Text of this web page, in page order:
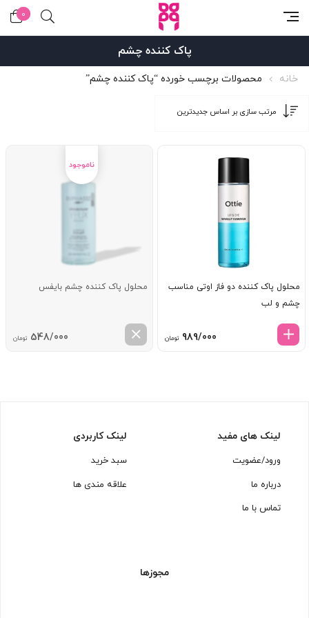
0
پاک کننده چشم
خانه محصولات برچسب خورده “پاک کننده چشم”
محلول پاک کننده دو فاز اوتی مناسب
چشم و لب
989/000 تومان
محلول پاک کننده چشم بایفس
548/000 تومان
لینک های مفید
ورود/عضویت
درباره ما
تماس با ما
لینک کاربردی
سبد خرید
علاقه مندی ها
مجوزها